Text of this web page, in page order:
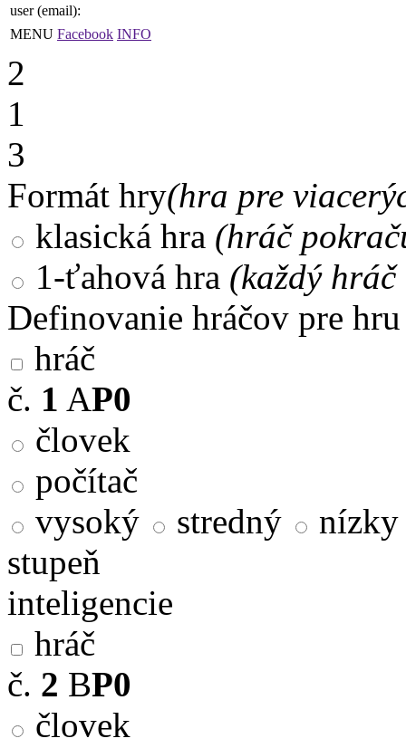
user (email):
MENU Facebook INFO
2
1
3
Formát hry(hra pre
klasická hra (hráč
1-ťahová hra (každý
Definovanie hráčov pre hru
hráč
č. 1 AP0
človek
počítač
vysoký
stredný
nízky
stupeň
inteligencie
hráč
č. 2 BP0
človek